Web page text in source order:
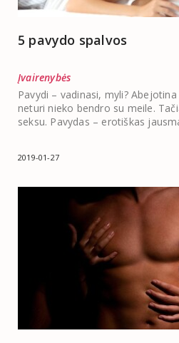
5 pavydo spalvos
Įvairenybės
Pavydi – vadinasi, myli?
neturi nieko bendro su meile.
seksu. Pavydas – erotiškas
2019-01-27